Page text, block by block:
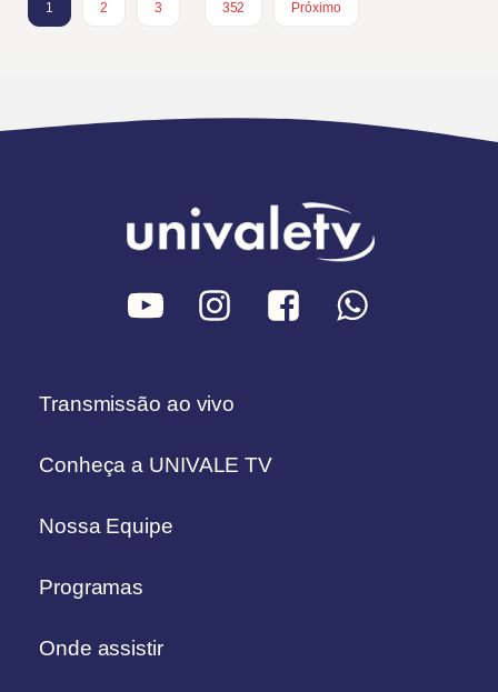
1 2 3
352
Próximo
Transmissão ao vivo
Conheça a UNIVALE TV
Nossa Equipe
Programas
Onde assistir